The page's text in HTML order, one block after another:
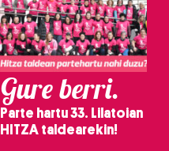
Gure berri.
Parte hartu 33. Lilatoian
HITZA taldearekin!